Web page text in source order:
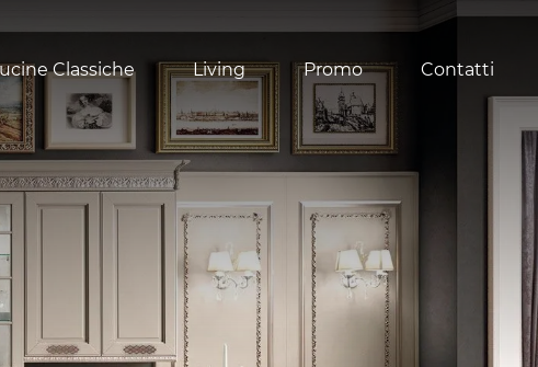
Classiche Living Promo Contatti